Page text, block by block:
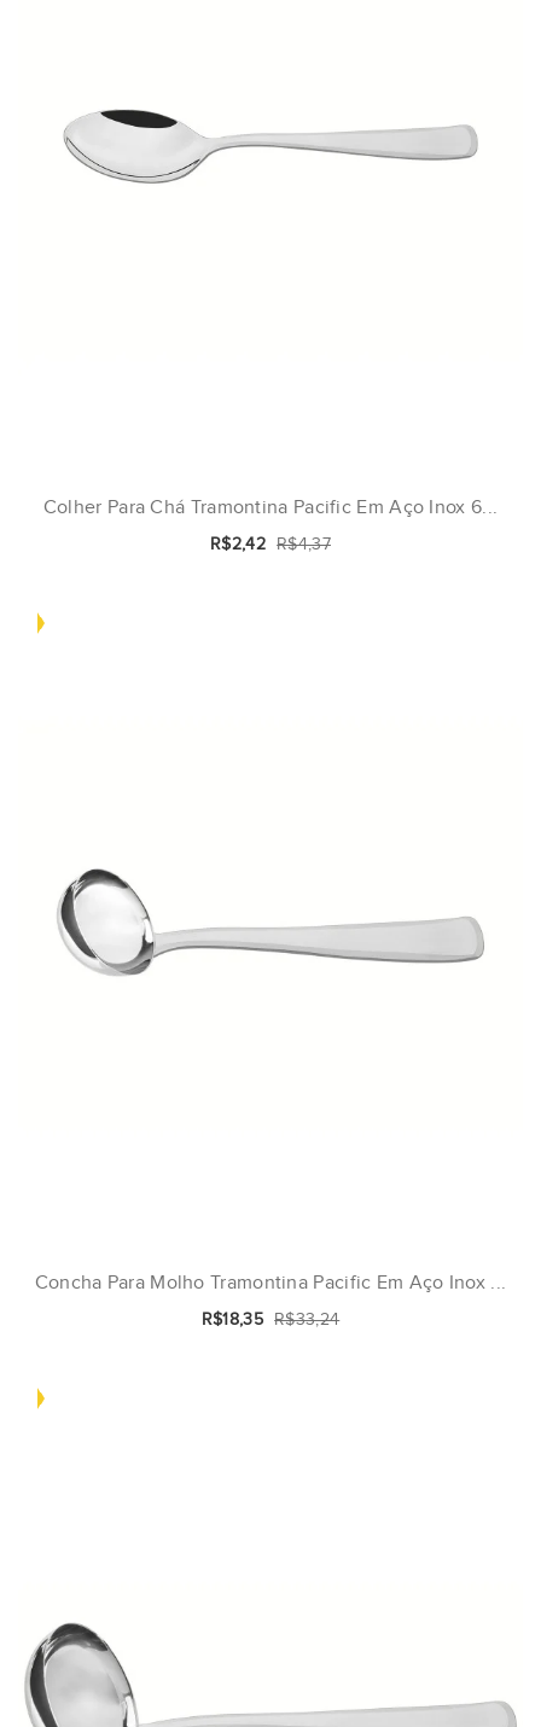
Colher Para Chá Tramontina Pacific Em Aço Inox 6...
R$2,42 R$4,37
Concha Para Molho Tramontina Pacific Em Aço Inox ...
R$18,35 R$33,24